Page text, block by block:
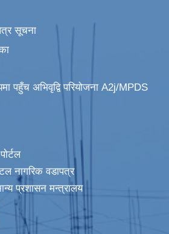
सूचना
पहुँच अभिवृद्वि परियोजना A2j/MPDS
नागरिक वडापत्र
प्रशासन मन्त्रालय